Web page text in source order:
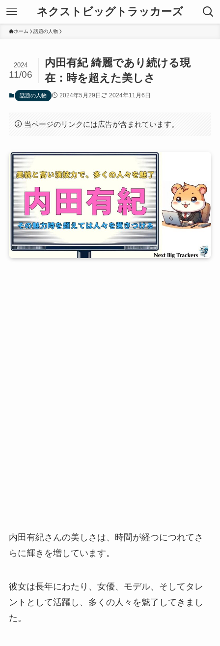
ネクストビッグトラッカーズ
ホーム 話題の人物
内田有紀 綺麗であり続ける現
在：時を超えた美しさ
2024
11/06
話題の人物 2024年5月29日 2024年11月6日
当ページのリンクには広告が含まれています。
内田有紀さんの美しさは、時間が経つにつれてさ
らに輝きを増しています。
彼女は長年にわたり、女優、モデル、そしてタレ
ントとして活躍し、多くの人々を魅了してきまし
た。